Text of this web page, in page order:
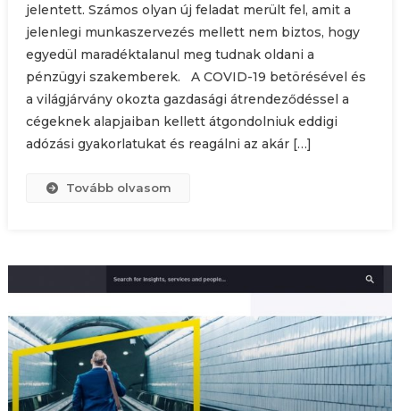
jelentett. Számos olyan új feladat merült fel, amit a
jelenlegi munkaszervezés mellett nem biztos, hogy
egyedül maradéktalanul meg tudnak oldani a
pénzügyi szakemberek. A COVID-19 betörésével és
a világjárvány okozta gazdasági átrendeződéssel a
cégeknek alapjaiban kellett átgondolniuk eddigi
adózási gyakorlatukat és reagálni az akár […]
Tovább olvasom